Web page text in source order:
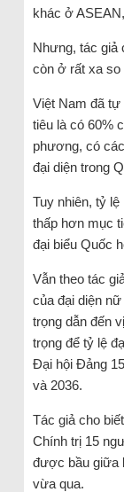
khác ở
Nhưng, tác giả
còn ở rất xa
Việt Nam đã
tiêu là có 60%
phương, có
đại diện trong
Tuy nhiên, tỷ
thấp hơn mục
đại biểu Quốc
Vẫn theo tác
của đại diện
trọng dẫn đến
trọng để tỷ lệ
Đại hội Đảng
và 2036.
Tác giả cho
Chính trị 15
được bầu giữa
vừa qua.